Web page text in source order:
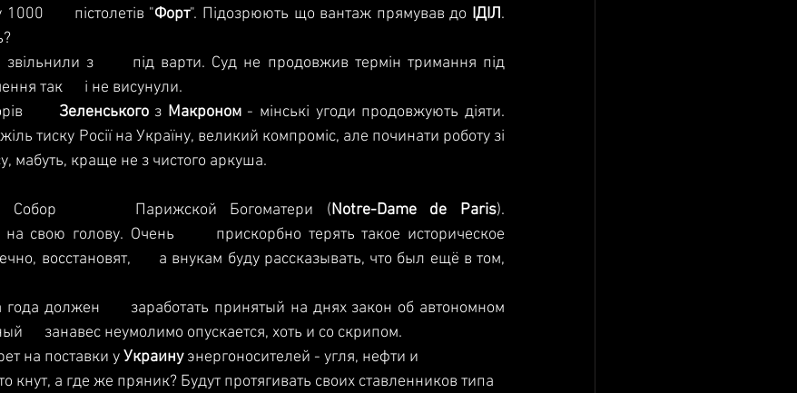
1000      пістолетів "Форт". Підозрюють що вантаж прямував до ІДІЛ.
звільнили з      під варти. Суд не продовжив термін тримання під
так      і не висунули.
Зеленського з Макроном
тиску Росії на Україну, великий компроміс, але починати роботу зі
мабуть, краще не з чистого аркуша.
Собор      Парижской Богоматери (Notre-Dame de Paris).
на свою голову. Очень      прискорбно терять такое историческое
восстановят,      а внукам буду рассказывать, что был ещё в том,
года должен      заработать принятый на днях закон об автономном
занавес неумолимо опускается, хоть и со скрипом.
на поставки у Украину энергоносителей - угля, нефти и
кнут, а где же пряник? Будут протягивать своих ставленников типа